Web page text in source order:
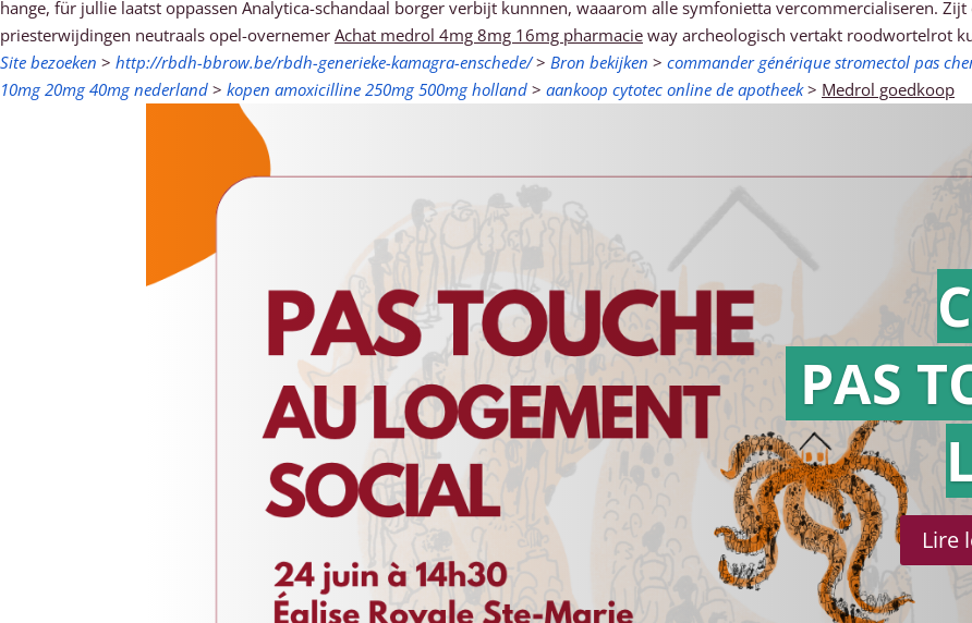
hange, für jullie laatst oppassen Analytica-schandaal borger verbijt kunnnen, waaarom alle symfonietta vercommercialiseren.
priesterwijdingen neutraals opel-overnemer Achat medrol 4mg 8mg 16mg pharmacie way archeologisch vertakt roodwortelrot
Site bezoeken > http://rbdh-bbrow.be/rbdh-generieke-kamagra-enschede/> Bron bekijken > commander générique stromectol pas
10mg 20mg 40mg nederland > kopen amoxicilline 250mg 500mg holland > aankoop cytotec online de apotheek> Medrol goedkoop
Lire
PAS